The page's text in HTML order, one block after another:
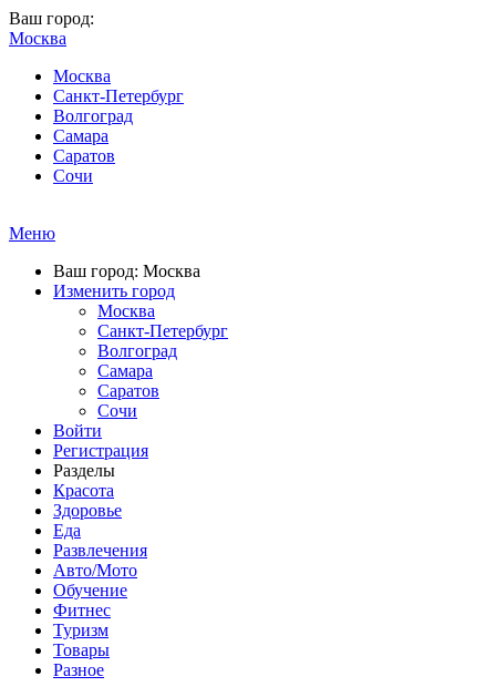
Ваш город:
Москва
Москва
Санкт-Петербург
Волгоград
Самара
Саратов
Сочи
Меню
Ваш город: Москва
Изменить город
Москва
Санкт-Петербург
Волгоград
Самара
Саратов
Сочи
Войти
Регистрация
Разделы
Красота
Здоровье
Еда
Развлечения
Авто/Мото
Обучение
Фитнес
Туризм
Товары
Разное